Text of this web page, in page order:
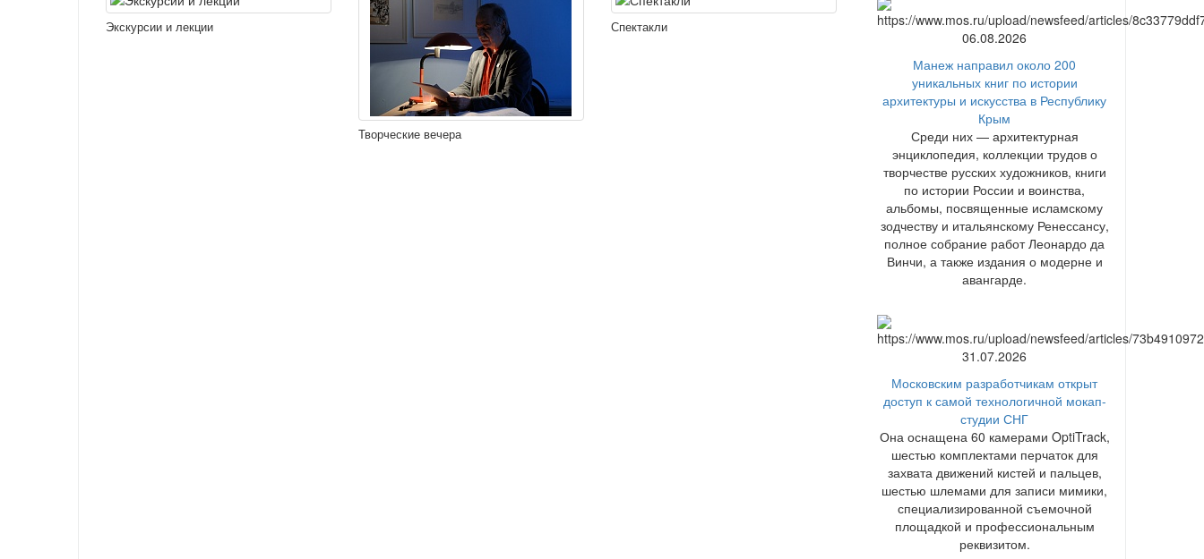
Экскурсии и лекции
Творческие вечера
Спектакли
06.08.2026
Манеж направил около 200
уникальных книг по истории
архитектуры и искусства в Республику
Крым
Среди них — архитектурная
энциклопедия, коллекции трудов о
творчестве русских художников, книги
по истории России и воинства,
альбомы, посвященные исламскому
зодчеству и итальянскому Ренессансу,
полное собрание работ Леонардо да
Винчи, а также издания о модерне и
авангарде.
31.07.2026
Московским разработчикам открыт
доступ к самой технологичной мокап-
студии СНГ
Она оснащена 60 камерами OptiTrack,
шестью комплектами перчаток для
захвата движений кистей и пальцев,
шестью шлемами для записи мимики,
специализированной съемочной
площадкой и профессиональным
реквизитом.